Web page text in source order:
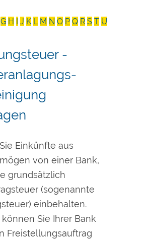
G H I J K L M N O P Q R S T U
-
Einkünfte aus
von einer Bank,
grundsätzlich
(sogenannte
einbehalten.
Sie Ihrer Bank
Freistellungsauftrag